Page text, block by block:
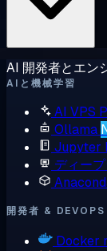
AI 開発者とエン
AIと機械学習
AI VPS
Ollama
Jupyter
ディー
開発者 & DEVOPS
Docker